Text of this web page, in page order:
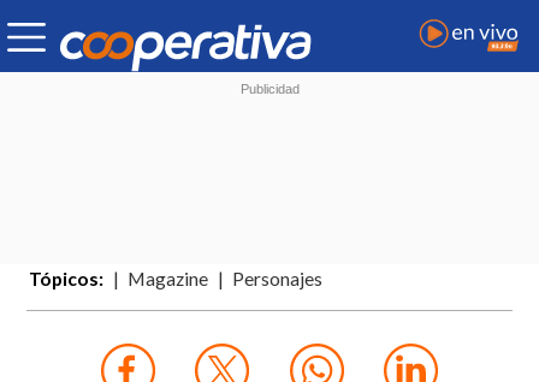
Tópicos: Magazine Personajes